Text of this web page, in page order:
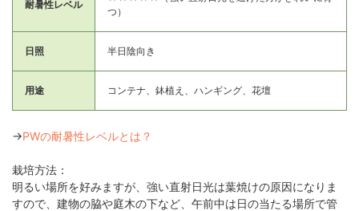
耐暑性レベル
つ）
日照 半日陰向き
用途 コンテナ、鉢植え、ハンギング、花壇
→PWの耐暑性レベルとは？
栽培方法：
明るい場所を好みますが、強い直射日光は葉焼けの原因になりま
すので、建物の脇や庭木の下など、午前中は日の当たる場所で管